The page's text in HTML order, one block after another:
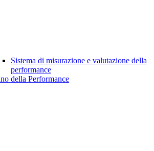
Sistema di misurazione e valutazione della
performance
della Performance